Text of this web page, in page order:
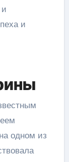
и
одном из